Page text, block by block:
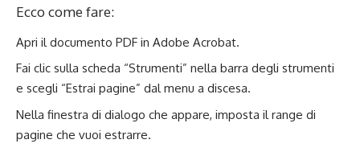
Ecco come fare:
Apri il documento PDF in Adobe Acrobat.
Fai clic sulla scheda “Strumenti” nella barra degli strumenti
e scegli “Estrai pagine” dal menu a discesa.
Nella finestra di dialogo che appare, imposta il range di
pagine che vuoi estrarre.